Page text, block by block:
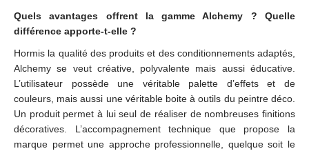
Quels avantages offrent la gamme Alchemy ? Quelle
différence apporte-t-elle ?
Hormis la qualité des produits et des conditionnements adaptés,
Alchemy se veut créative, polyvalente mais aussi éducative.
L’utilisateur possède une véritable palette d’effets et de
couleurs, mais aussi une véritable boite à outils du peintre déco.
Un produit permet à lui seul de réaliser de nombreuses finitions
décoratives. L’accompagnement technique que propose la
marque permet une approche professionnelle, quelque soit le